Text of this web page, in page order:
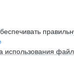
использования